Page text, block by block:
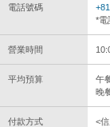
電話號碼
*電
營業時間
平均預算
午
晚
付款方式
<